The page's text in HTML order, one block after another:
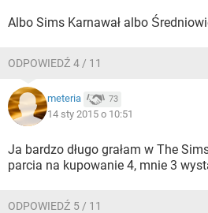
Albo Sims Karnawał albo
ODPOWIEDŹ 4 / 11
meteria 73
14 sty 2015 o 10:51
Ja bardzo długo grałam w The
parcia na kupowanie 4, mnie 3
ODPOWIEDŹ 5 / 11